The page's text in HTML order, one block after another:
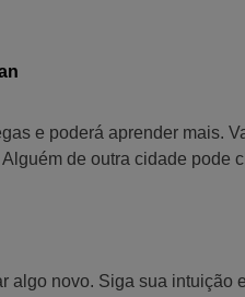
e poderá aprender mais.
de outra cidade pode
algo novo. Siga sua intuição